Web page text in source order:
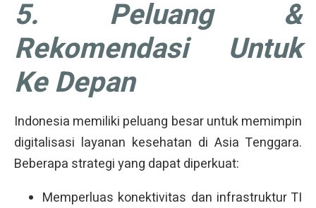
5. Peluang &
Rekomendasi Untuk
Ke Depan
Indonesia memiliki peluang besar untuk memimpin
digitalisasi layanan kesehatan di Asia Tenggara.
Beberapa strategi yang dapat diperkuat:
Memperluas konektivitas dan infrastruktur TI